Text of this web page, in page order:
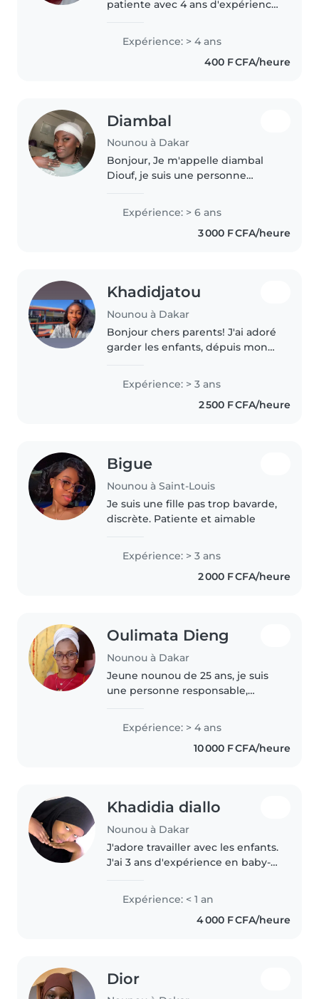
patiente avec 4 ans d'expérience
Polyglotte (français, pulaar,
wolof), je propose des..
Expérience: > 4 ans
400 F CFA/heure
Diambal
Nounou à Dakar
Bonjour, Je m'appelle diambal
Diouf, je suis une personne
responsable. J'ai de l'expérience
dans la garde d'enfants et l'aide
aux tâches ménagères auprès de
Expérience: > 6 ans
3 000 F CFA/heure
Khadidjatou
Nounou à Dakar
Bonjour chers parents! J'ai adoré
garder les enfants, dépuis mon
nouvelles si jamais vous voulez
une babysitter !
Mesdame,Monsieur
Expérience: > 3 ans
2 500 F CFA/heure
Bigue
Nounou à Saint-Louis
Je suis une fille pas trop bavarde,
discrète. Patiente et aimable
Expérience: > 3 ans
2 000 F CFA/heure
Oulimata Dieng
Nounou à Dakar
Jeune nounou de 25 ans, je suis
une personne responsable,
ans d'expérience auprès des
bébés et des tout-petits. Titulaire
d'un diplôme de premiers
Expérience: > 4 ans
10 000 F CFA/heure
Khadidia diallo
Nounou à Dakar
J'adore travailler avec les enfants.
J'ai 3 ans d'expérience en baby-
J'ai également de l'expérience
Expérience: < 1 an
4 000 F CFA/heure
Dior